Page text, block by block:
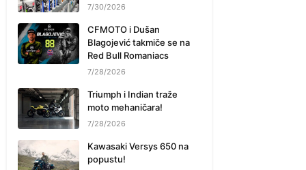
7/30/2026
CFMOTO i Dušan
Blagojević takmiče se na
Red Bull Romaniacs
7/28/2026
Triumph i Indian traže
moto mehaničara!
7/28/2026
Kawasaki Versys 650 na
popustu!